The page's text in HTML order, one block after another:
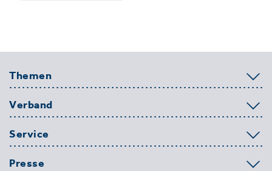
Themen
Verband
Service
Presse